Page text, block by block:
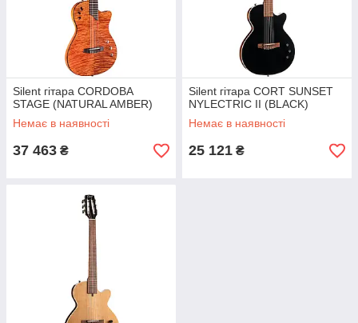
Silent гітара CORDOBA
STAGE (NATURAL AMBER)
Немає в наявності
37 463 ₴
Silent гітара CORT SUNSET
NYLECTRIC II (BLACK)
Немає в наявності
25 121 ₴